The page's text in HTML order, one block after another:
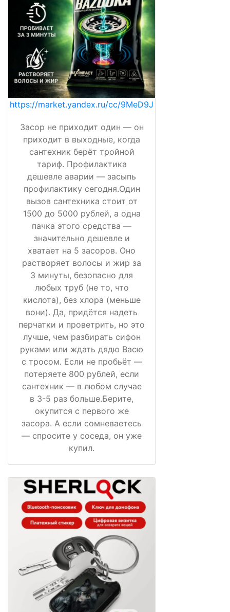
https://market.yandex.ru/cc/9MeD9J
Засор не приходит один — он
приходит в выходные, когда
сантехник берёт тройной
тариф. Профилактика
дешевле аварии — засыпь
профилактику сегодня.Один
вызов сантехника стоит от
1500 до 5000 рублей, а одна
пачка этого средства —
значительно дешевле и
хватает на 5 засоров. Оно
растворяет волосы и жир за
3 минуты, безопасно для
любых труб (не то, что
кислота), без хлора (меньше
вони). Да, придётся надеть
перчатки и проветрить, но это
лучше, чем разбирать сифон
руками или ждать дядю Васю
с тросом. Если не пробьёт —
потеряете 800 рублей, если
сантехник — в любом случае
в 3-5 раз больше.Берите,
окупится с первого же
засора. А если сомневаетесь
— спросите у соседа, он уже
купил.